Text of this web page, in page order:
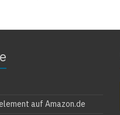
auf Amazon.de